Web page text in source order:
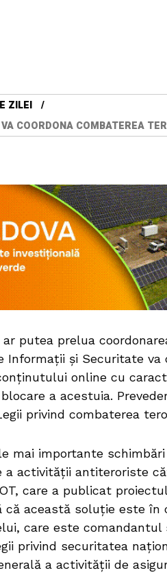
ZILEI
COORDONA COMBATEREA
putea prelua
Informații și Securitate
online cu
a acestuia.
privind combaterea
mai importante
a activității antiteroriste
care a publicat
că această soluție este
care este
privind securitatea
a activității de